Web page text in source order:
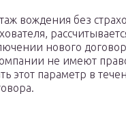
вождения без
нового
не имеют
этот параметр в